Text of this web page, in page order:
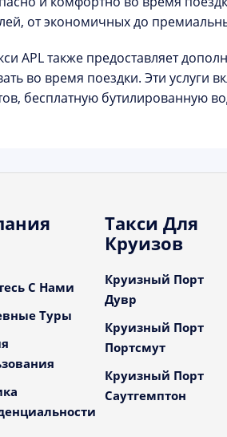
от экономичных до
APL также предоставляет
во время поездки. Эти услуги
бесплатную бутилированную
С Нами
Туры
Такси Для
Круизов
Круизный Порт
Дувр
Круизный Порт
Портсмут
Круизный Порт
Саутгемптон